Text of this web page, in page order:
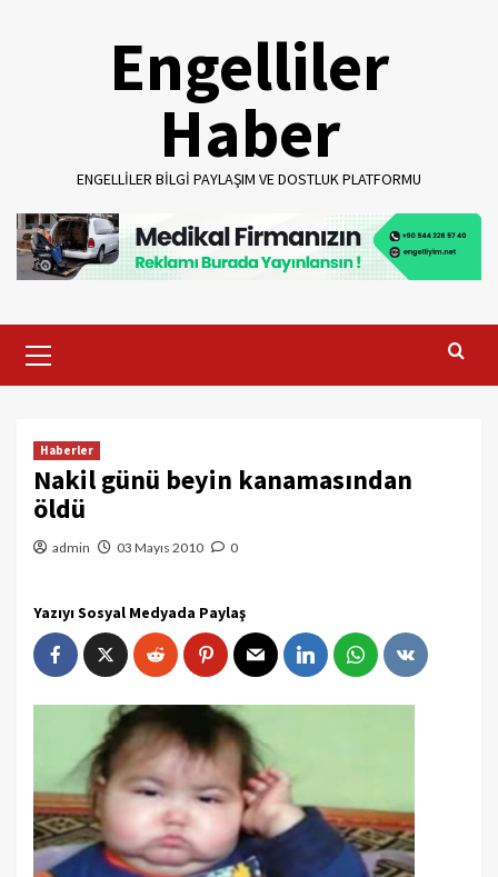
Engelliler
Haber
ENGELLILER BILGI PAYLAŞIM VE DOSTLUK PLATFORMU
Menu
Haberler
Nakil günü beyin kanamasından
öldü
admin 03 Mayıs 2010 0
Yazıyı Sosyal Medyada Paylaş